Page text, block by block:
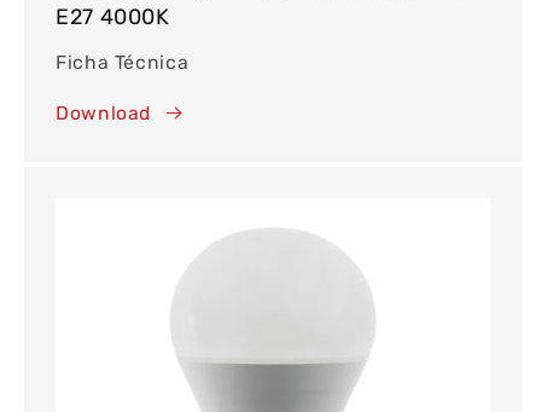
E27 4000K
Ficha Técnica
Download